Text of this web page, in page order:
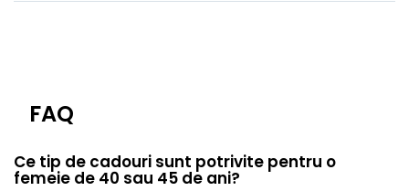
FAQ
Ce tip de cadouri sunt potrivite pentru o
femeie de 40 sau 45 de ani?